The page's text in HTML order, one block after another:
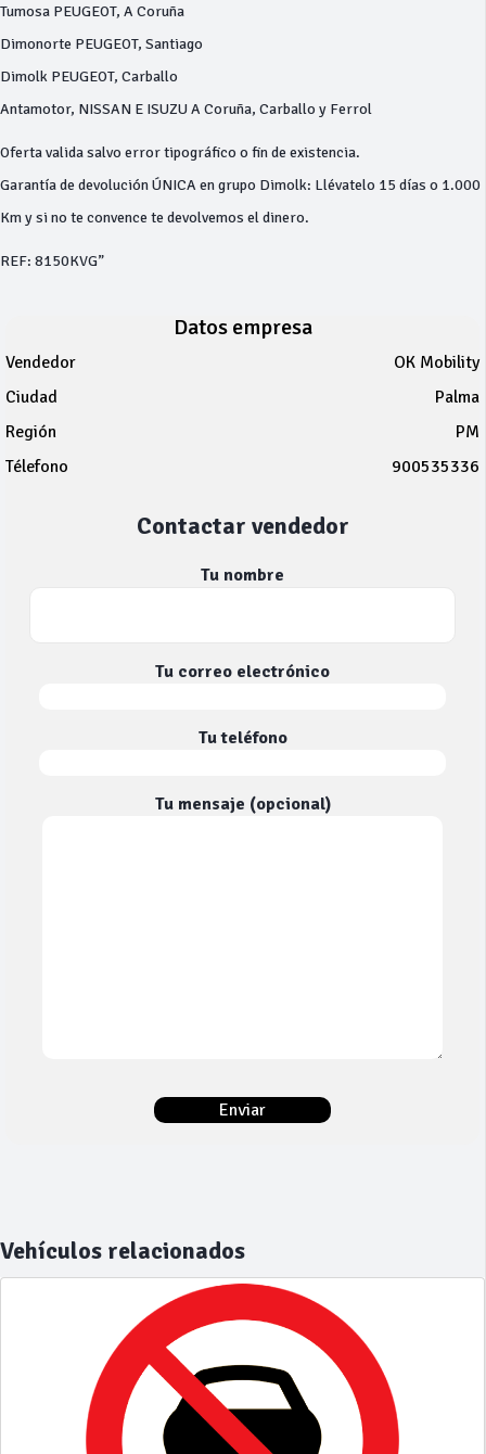
Tumosa PEUGEOT, A Coruña
Dimonorte PEUGEOT, Santiago
Dimolk PEUGEOT, Carballo
Antamotor, NISSAN E ISUZU A Coruña, Carballo y Ferrol
Oferta valida salvo error tipográfico o fin de existencia.
Garantía de devolución ÚNICA en grupo Dimolk: Llévatelo 15 días o 1.000
Km y si no te convence te devolvemos el dinero.
REF: 8150KVG”
Datos empresa
Vendedor
OK Mobility
Ciudad
Palma
Región
PM
Télefono
900535336
Contactar vendedor
Tu nombre
Tu correo electrónico
Tu teléfono
Tu mensaje (opcional)
Vehículos relacionados